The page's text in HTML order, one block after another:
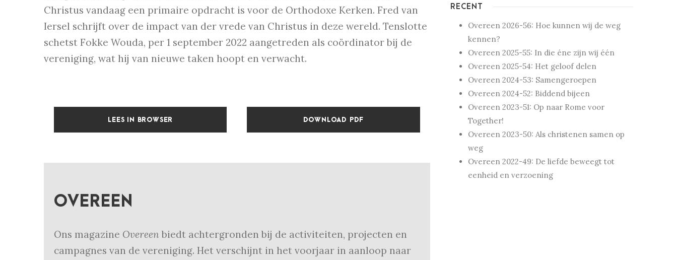
Christus vandaag een primaire opdracht is voor de Orthodoxe Kerken. Fred van
Iersel schrijft over de impact van der vrede van Christus in deze wereld. Tenslotte
schetst Fokke Wouda, per 1 september 2022 aangetreden als coördinator bij de
vereniging, wat hij van nieuwe taken hoopt en verwacht.
LEES IN BROWSER DOWNLOAD PDF
OVEREEN
Ons magazine Overeen biedt achtergronden bij de activiteiten, projecten en
campagnes van de vereniging. Het verschijnt in het voorjaar in aanloop naar
RECENT
Overeen 2026-56: Hoe kunnen wij de weg
kennen?
Overeen 2025-55: In die éne zijn wij één
Overeen 2025-54: Het geloof delen
Overeen 2024-53: Samengeroepen
Overeen 2024-52: Biddend bijeen
Overeen 2023-51: Op naar Rome voor
Together!
Overeen 2023-50: Als christenen samen op
weg
Overeen 2022-49: De liefde beweegt tot
eenheid en verzoening